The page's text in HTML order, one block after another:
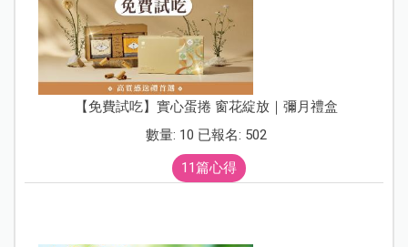
【免費試吃】實心蛋捲 窗花綻放｜彌月禮盒
數量: 10 已報名: 502
11篇心得